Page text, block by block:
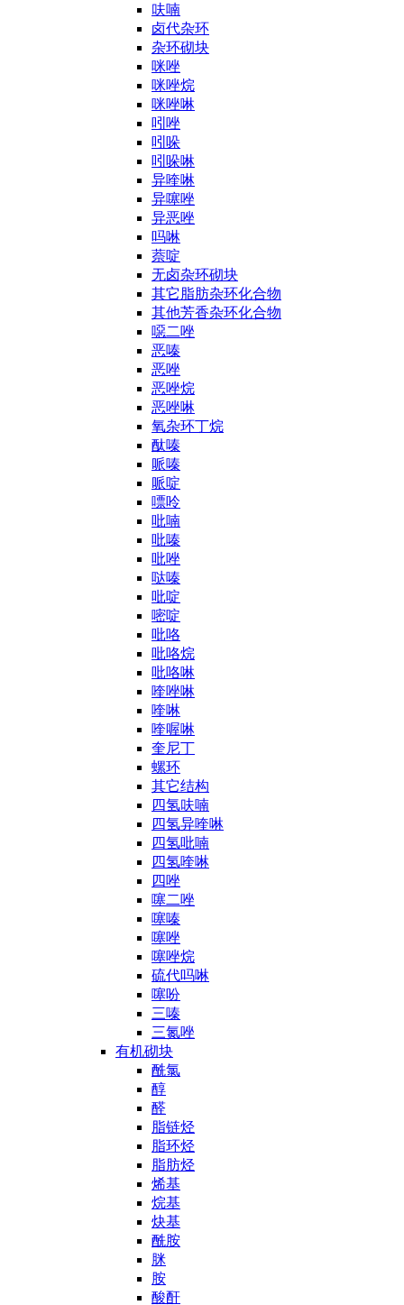
呋喃
卤代杂环
杂环砌块
咪唑
咪唑烷
咪唑啉
吲唑
吲哚
吲哚啉
异喹啉
异噻唑
异恶唑
吗啉
萘啶
无卤杂环砌块
其它脂肪杂环化合物
其他芳香杂环化合物
噁二唑
恶嗪
恶唑
恶唑烷
恶唑啉
氧杂环丁烷
酞嗪
哌嗪
哌啶
嘌呤
吡喃
吡嗪
吡唑
哒嗪
吡啶
嘧啶
吡咯
吡咯烷
吡咯啉
喹唑啉
喹啉
喹喔啉
奎尼丁
螺环
其它结构
四氢呋喃
四氢异喹啉
四氢吡喃
四氢喹啉
四唑
噻二唑
噻嗪
噻唑
噻唑烷
硫代吗啉
噻吩
三嗪
三氮唑
有机砌块
酰氯
醇
醛
脂链烃
脂环烃
脂肪烃
烯基
烷基
炔基
酰胺
脒
胺
酸酐